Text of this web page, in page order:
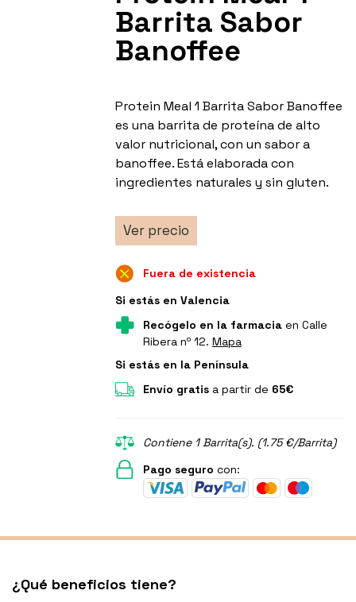
Barrita Sabor
Banoffee
Protein Meal 1 Barrita Sabor Banoffee
es una barrita de proteína de alto
valor nutricional, con un sabor a
banoffee. Está elaborada con
ingredientes naturales y sin gluten.
Ver precio
Fuera de existencia
Si estás en Valencia
Recógelo en la farmaciaen Calle
Ribera nº 12. Mapa
Si estás en la Península
Envío gratisa partir de 65€
Contiene 1 Barrita(s). (1.75 €/Barrita)
Pago seguro con:
¿Qué beneficios tiene?